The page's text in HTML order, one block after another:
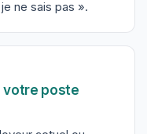
ne sais pas ».
votre poste